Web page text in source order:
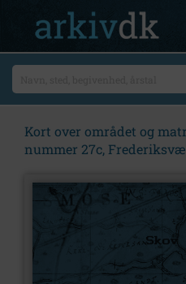
Kort over området og
nummer 27c,